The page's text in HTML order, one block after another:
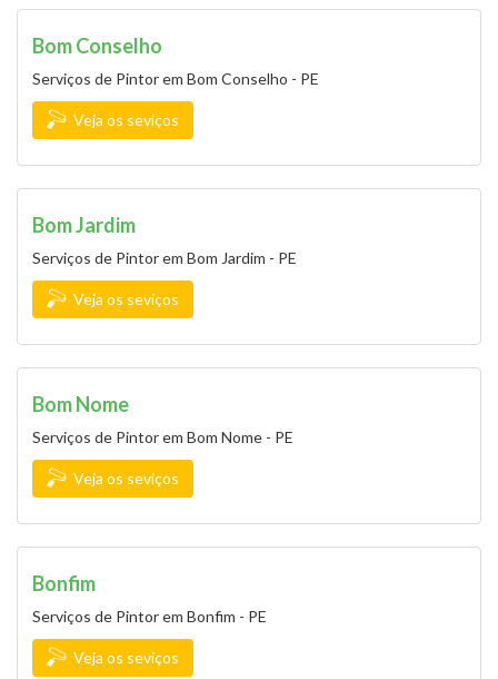
Bom Conselho
Serviços de Pintor em Bom Conselho - PE
Veja os seviços
Bom Jardim
Serviços de Pintor em Bom Jardim - PE
Veja os seviços
Bom Nome
Serviços de Pintor em Bom Nome - PE
Veja os seviços
Bonfim
Serviços de Pintor em Bonfim - PE
Veja os seviços